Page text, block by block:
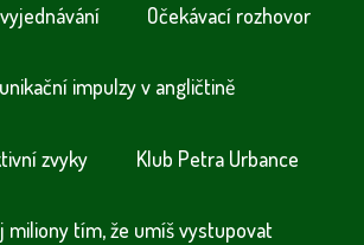
Očekávací rozhovor
impulzy v angličtině
zvyky Klub Petra Urbance
miliony tím, že umíš vystupovat